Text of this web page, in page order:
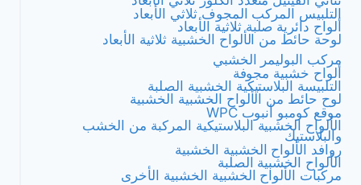
التلبيس المركب المجوف ثلاثي الأبعاد
ألواح دائرية صلبة ثلاثية الأبعاد
لوحة حائط من الألواح الخشبية ثلاثية الأبعاد
مركب البوليمر الخشبي
ألواح خشبية مجوفة
التلبيسة البلاستيكية الخشبية الصلبة
لوح حائط من الألواح الخشبية الخشبية
موقع كومبو أنبوب WPC
الألواح الخشبية البلاستيكية المركبة من الخشب
والبلاستيك
روافد الألواح الخشبية الخشبية
الألواح الخشبية الصلبة
مركبات الألواح الخشبية الخشبية الأخرى